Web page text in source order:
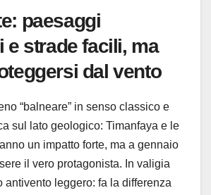
paesaggi
e strade facili, ma
dal vento
“balneare” in senso classico e
sul lato geologico: Timanfaya e le
un impatto forte, ma a gennaio
il vero protagonista. In valigia
antivento leggero: fa la differenza